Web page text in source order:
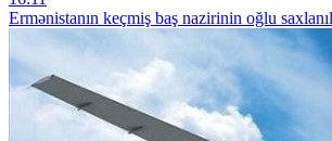
Ermənistanın keçmiş baş nazirinin oğlu